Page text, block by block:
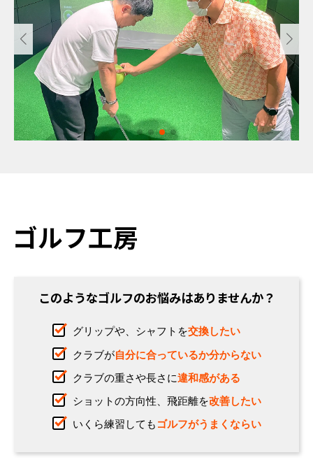
ゴルフ工房
このようなゴルフのお悩みはありませんか？
グリップや、シャフトを交換したい
クラブが自分に合っているか分からない
クラブの重さや長さに違和感がある
ショットの方向性、飛距離を改善したい
いくら練習しても ゴルフがうまくならい